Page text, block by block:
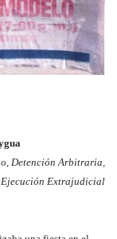
Detención Arbitraria,
Ejecución Extrajudicial